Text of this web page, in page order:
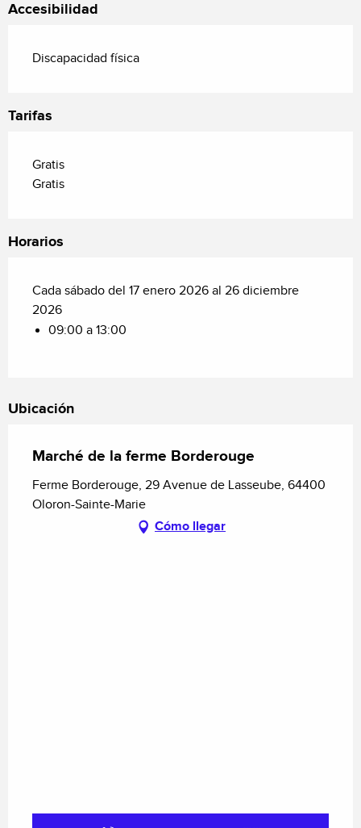
Accesibilidad
Discapacidad física
Tarifas
Gratis
Gratis
Horarios
Cada sábado del 17 enero 2026 al 26 diciembre
2026
09:00 a 13:00
Ubicación
Marché de la ferme Borderouge
Ferme Borderouge, 29 Avenue de Lasseube, 64400
Oloron-Sainte-Marie
Cómo llegar